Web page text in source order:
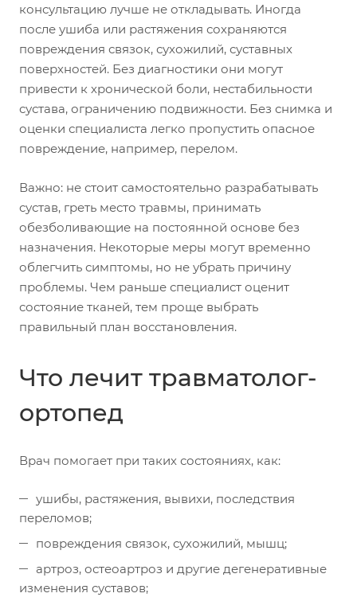
консультацию лучше не откладывать. Иногда
после ушиба или растяжения сохраняются
повреждения связок, сухожилий, суставных
поверхностей. Без диагностики они могут
привести к хронической боли, нестабильности
сустава, ограничению подвижности. Без снимка и
оценки специалиста легко пропустить опасное
повреждение, например, перелом.
Важно: не стоит самостоятельно разрабатывать
сустав, греть место травмы, принимать
обезболивающие на постоянной основе без
назначения. Некоторые меры могут временно
облегчить симптомы, но не убрать причину
проблемы. Чем раньше специалист оценит
состояние тканей, тем проще выбрать
правильный план восстановления.
Что лечит травматолог-
ортопед
Врач помогает при таких состояниях, как:
ушибы, растяжения, вывихи, последствия
переломов;
повреждения связок, сухожилий, мышц;
артроз, остеоартроз и другие дегенеративные
изменения суставов;